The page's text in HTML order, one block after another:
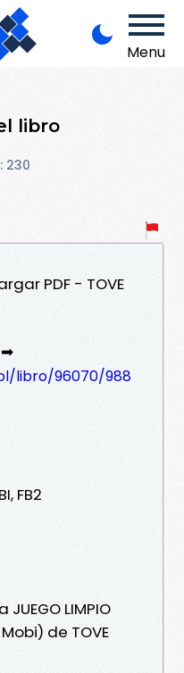
Menu
libro
230
PDF - TOVE
➡
libro/96070/988
FB2
LIMPIO
de TOVE